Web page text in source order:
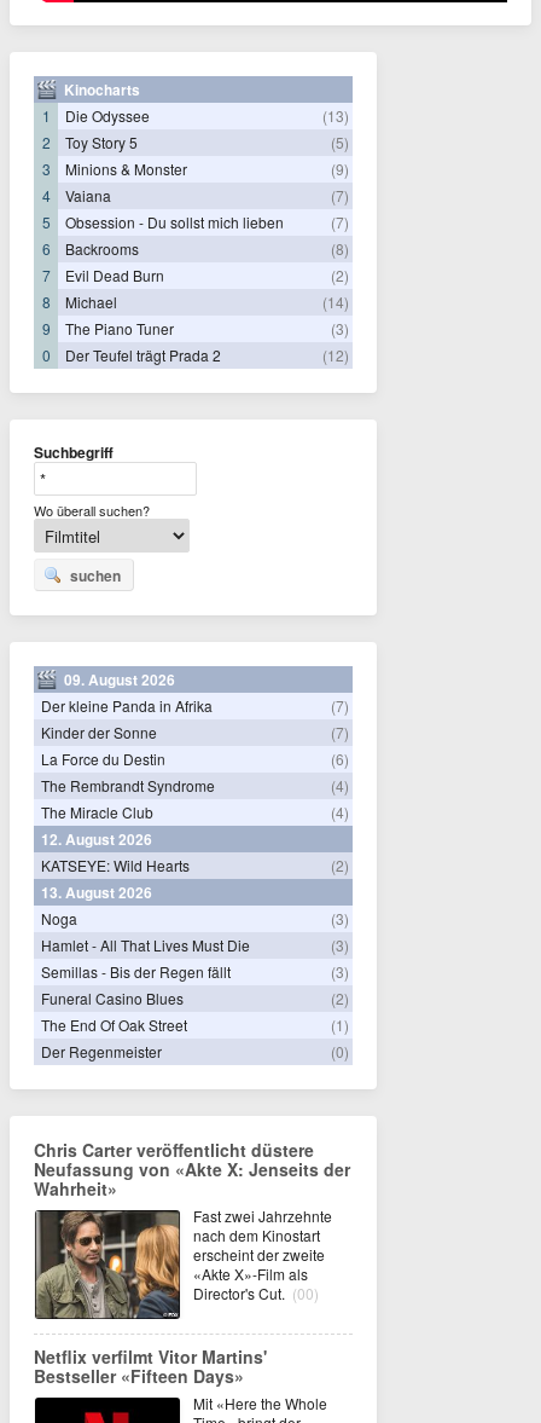
Kinocharts
1 Die Odyssee
(13)
2
Toy Story 5
(5)
3
Minions & Monster
(9)
4
Vaiana
(7)
5
Obsession - Du sollst mich lieben
(7)
6
Backrooms
(8)
7
Evil Dead Burn
(2)
8
Michael
(14)
9
The Piano Tuner
(3)
0
Der Teufel trägt Prada 2 (12)
Suchbegriff
Wo überall suchen?
suchen
09. August 2026
Der kleine Panda in Afrika
(7)
Kinder der Sonne
(7)
La Force du Destin
(6)
The Rembrandt Syndrome
(4)
The Miracle Club
(4)
12. August 2026
KATSEYE: Wild Hearts (2)
13. August 2026
Noga
(3)
Hamlet - All That Lives Must Die
(3)
Semillas - Bis der Regen fällt
(3)
Funeral Casino Blues
(2)
The End Of Oak Street
(1)
Der Regenmeister
(0)
Chris Carter veröffentlicht düstere
Neufassung von «Akte X: Jenseits der
Wahrheit»
Fast zwei Jahrzehnte
nach dem Kinostart
erscheint der zweite
«Akte X»-Film als
Director's Cut. (00)
Netflix verfilmt Vitor Martins'
Bestseller «Fifteen Days»
Mit «Here the Whole